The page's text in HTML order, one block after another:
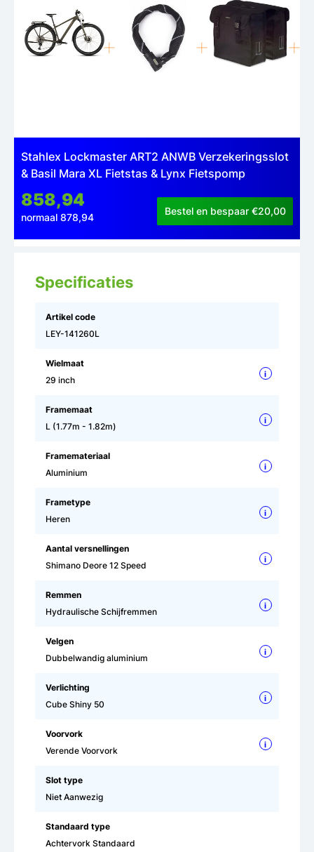
Stahlex Lockmaster ART2 ANWB Verzekeringsslot
& Basil Mara XL Fietstas & Lynx Fietspomp
858,94
normaal 878,94
Bestel en bespaar €20,00
Specificaties
Artikel code
LEY-141260L
Wielmaat
29 inch
i
Framemaat
L (1.77m - 1.82m)
i
Framemateriaal
Aluminium
i
Frametype
Heren
i
Aantal versnellingen
Shimano Deore 12 Speed
i
Remmen
Hydraulische Schijfremmen
i
Velgen
Dubbelwandig aluminium
i
Verlichting
Cube Shiny 50
i
Voorvork
Verende Voorvork
i
Slot type
Niet Aanwezig
Standaard type
Achtervork Standaard